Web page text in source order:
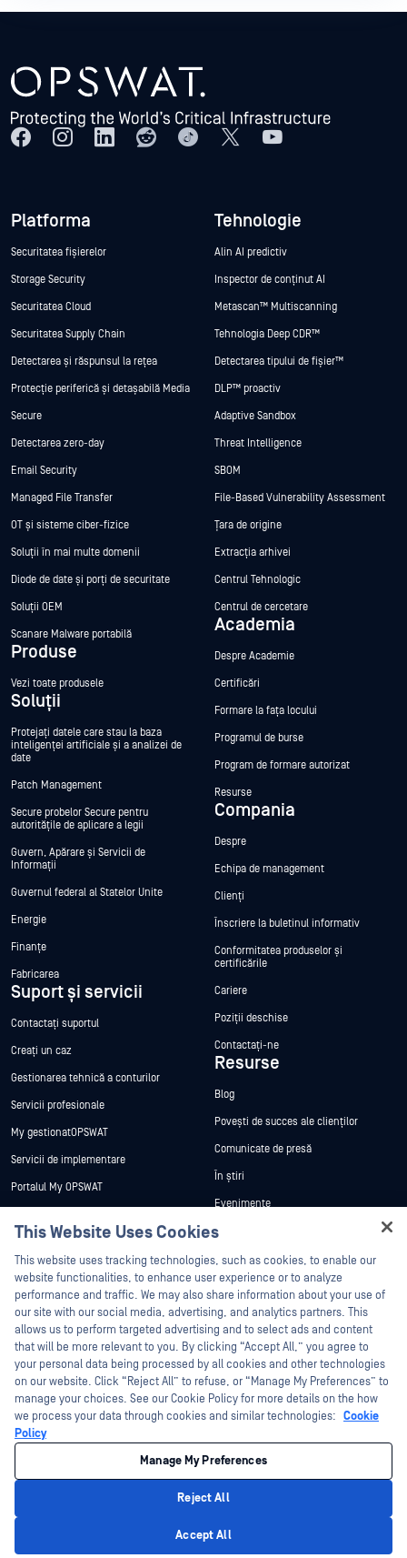
Platforma
Securitatea fișierelor
Storage Security
Securitatea Cloud
Securitatea Supply Chain
Detectarea și răspunsul la rețea
Protecție periferică și detașabilă Media
Secure
Detectarea zero-day
Email Security
Managed File Transfer
OT și sisteme ciber-fizice
Soluții în mai multe domenii
Diode de date și porți de securitate
Soluții OEM
Scanare Malware portabilă
Produse
Vezi toate produsele
Soluții
Protejați datele care stau la baza
inteligenței artificiale și a analizei de
date
Patch Management
Secure probelor Secure pentru
autoritățile de aplicare a legii
Guvern, Apărare și Servicii de
Informații
Guvernul federal al Statelor Unite
Energie
Finanțe
Fabricarea
Suport și servicii
Contactați suportul
Creați un caz
Gestionarea tehnică a conturilor
Servicii profesionale
My gestionatOPSWAT
Servicii de implementare
Portalul My OPSWAT
vulnerabilităților
Parteneri
Certificare
Parteneri tehnologici
Program de parteneriat de canal
Tehnologie
Alin AI predictiv
Inspector de conținut AI
Metascan™ Multiscanning
Tehnologia Deep CDR™
Detectarea tipului de fișier™
DLP™ proactiv
Adaptive Sandbox
Threat Intelligence
SBOM
File-Based Vulnerability Assessment
Țara de origine
Extracția arhivei
Centrul Tehnologic
Centrul de cercetare
Academia
Despre Academie
Certificări
Formare la fața locului
Programul de burse
Program de formare autorizat
Resurse
Compania
Despre
Echipa de management
Clienți
Înscriere la buletinul informativ
Conformitatea produselor și
certificările
Cariere
Poziții deschise
Contactați-ne
Resurse
Blog
Povești de succes ale clienților
Comunicate de presă
În știri
Evenimente
Webinare
Fișe de date
Cărți albe
Instrumente gratuite
©2026 OPSWAT . Toate drepturile rezervate. OPSWAT, MetaDefender, Metascan,
MetaAccess, OPSWAT , Trust no File. Trust No Device., OPSWAT , Protecting the
World's Critical Infrastructure, Deep CDR™ Technology, InQuest, logo-ul InQuest,
DFI, RetroHunt, Deep File Inspection și Join the Hunt sunt mărci comerciale ale
OPSWAT . Mărcile comerciale ale terților sunt proprietatea deținătorilor respectivi.
Politica de confidențialitate
Opțiunile dvs. de confidențialitate din California
This Website Uses Cookies
This website uses tracking technologies, such as cookies, to enable our
website functionalities, to enhance user experience or to analyze
performance and traffic. We may also share information about your use of
our site with our social media, advertising, and analytics partners. This
allows us to perform targeted advertising and to select ads and content
that will be more relevant to you. By clicking “Accept All,” you agree to
your personal data being processed by all cookies and other technologies
on our website. Click “Reject All” to refuse, or “Manage My Preferences” to
manage your choices. See our Cookie Policy for more details on the how
we process your data through cookies and similar technologies: Cookie
Policy
Manage My Preferences
Reject All
Accept All
Hey there!
I'm Ozzy, your OPSWAT virtual assistant.
How can I help you secure what's critical
today?